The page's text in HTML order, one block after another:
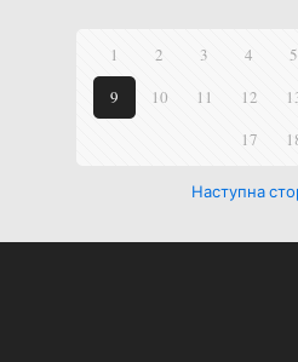
1 2 3 4 5
9
10 11 12
17
Наступна